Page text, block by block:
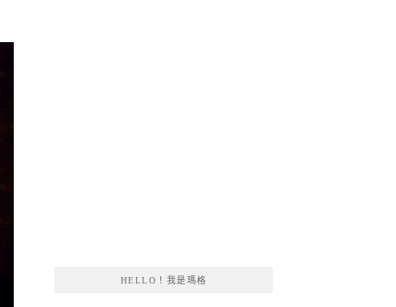
HELLO！我是瑪格